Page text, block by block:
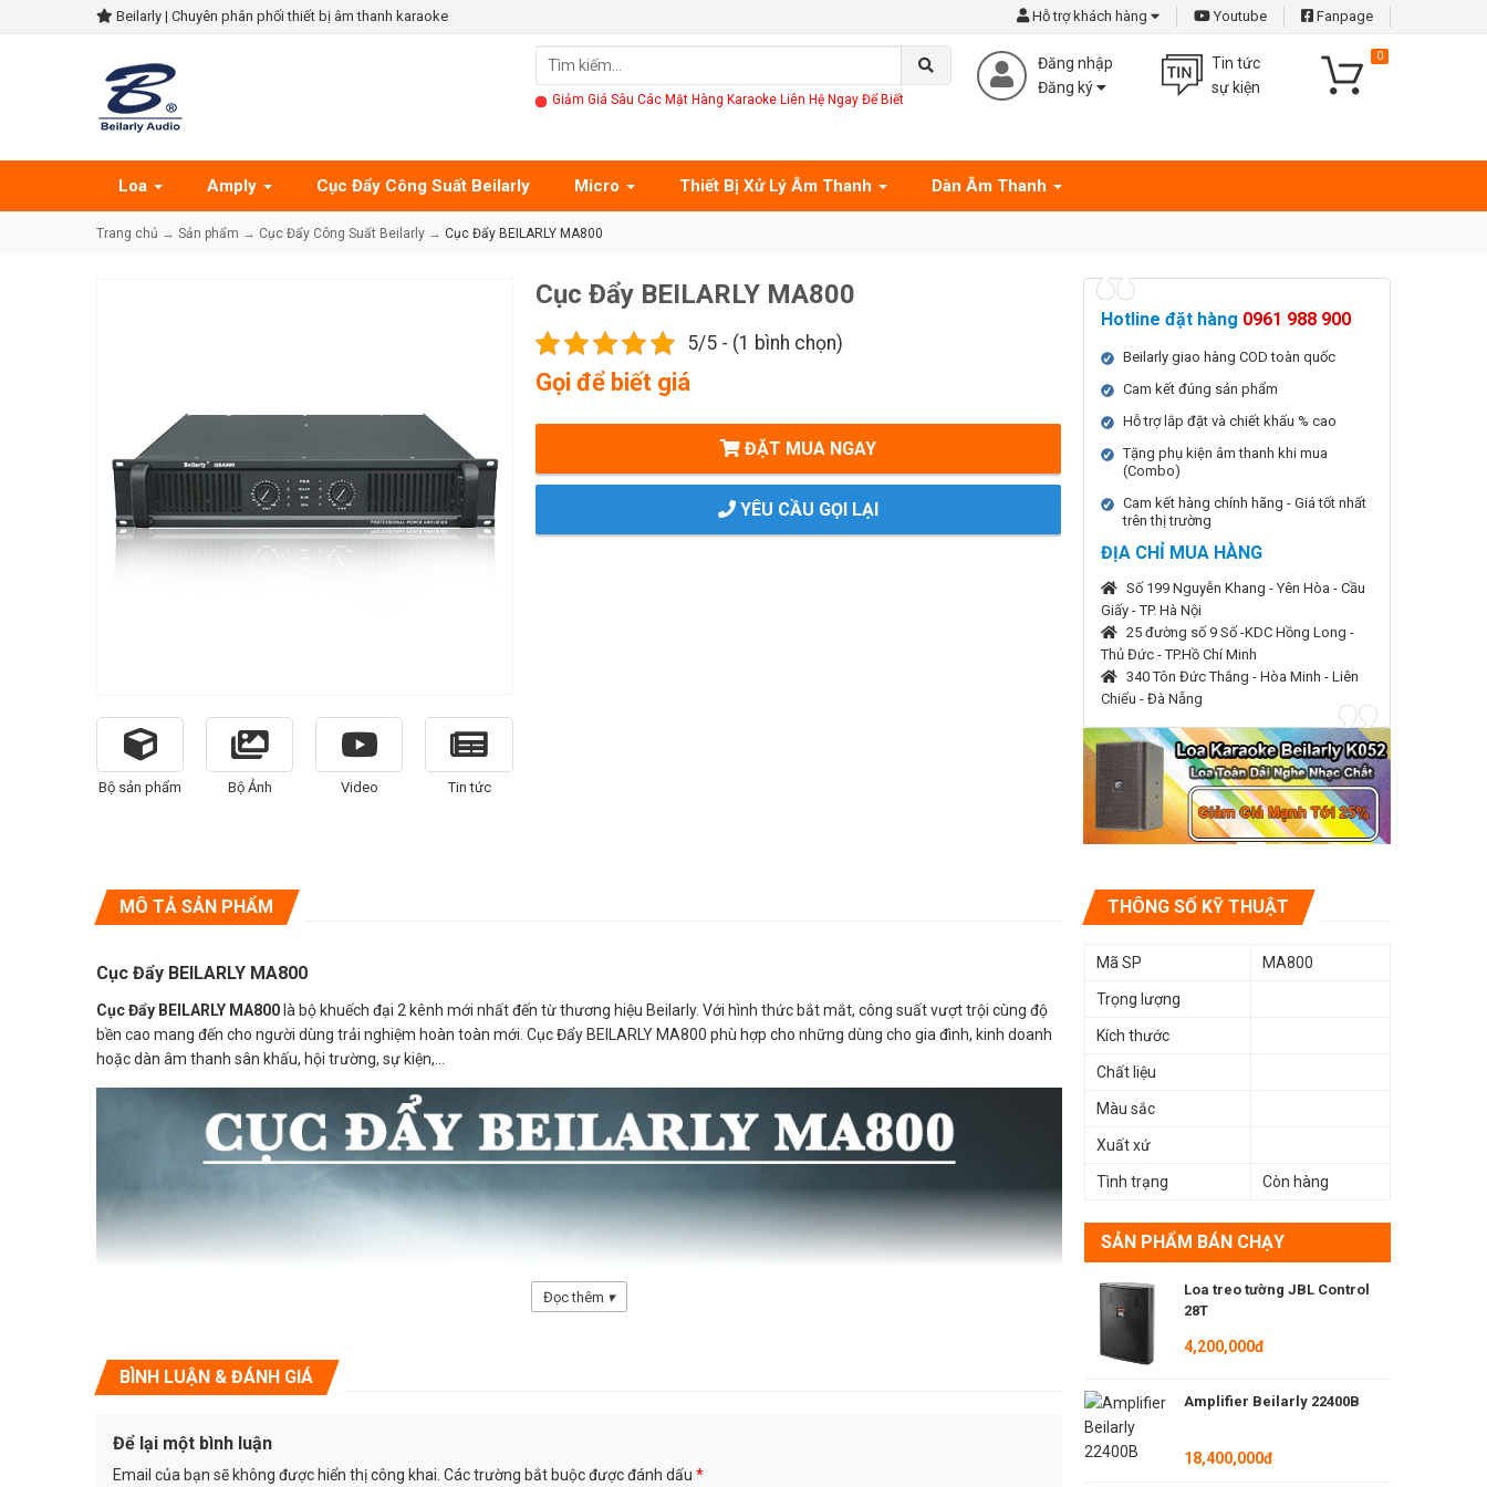
Beilarly | Chuyên phân phối thiết bị âm thanh karaoke Hỗ trợ khách hàng Youtube Fanpage
Giảm Giá Sâu Các Mặt Hàng Karaoke Liên Hệ Ngay Để Biết
0
Tin tức
sự kiện
Đăng nhập
Đăng ký
Loa Amply Cục Đẩy Công Suất Beilarly Micro Thiết Bị Xử Lý Âm Thanh Dàn Âm Thanh
Trang chủ → Sản phẩm → Cục Đẩy Công Suất Beilarly → Cục Đẩy BEILARLY MA800
Bộ sản phẩm Bộ Ảnh Video Tin tức
Cục Đẩy BEILARLY MA800
5/5 - (1 bình chọn)
Gọi để biết giá
ĐẶT MUA NGAY
YÊU CẦU GỌI LẠI
Hotline đặt hàng 0961 988 900
Beilarly giao hàng COD toàn quốc
Cam kết đúng sản phẩm
Hỗ trợ lắp đặt và chiết khấu % cao
Tặng phụ kiện âm thanh khi mua
(Combo)
Cam kết hàng chính hãng - Giá tốt nhất
trên thị trường
ĐỊA CHỈ MUA HÀNG
Số 199 Nguyễn Khang - Yên Hòa - Cầu
Giấy - TP. Hà Nội
25 đường số 9 Số -KDC Hồng Long -
Thủ Đức - TP.Hồ Chí Minh
340 Tôn Đức Thắng - Hòa Minh - Liên
Chiểu - Đà Nẵng
MÔ TẢ SẢN PHẨM
Cục Đẩy BEILARLY MA800
Cục Đẩy BEILARLY MA800 là bộ khuếch đại 2 kênh mới nhất đến từ thương hiệu Beilarly. Với hình thức bắt mắt, công suất vượt trội cùng độ
bền cao mang đến cho người dùng trải nghiệm hoàn toàn mới. Cục Đẩy BEILARLY MA800 phù hợp cho những dùng cho gia đình, kinh doanh
hoặc dàn âm thanh sân khấu, hội trường, sự kiện,…
Đọc thêm ▾
BÌNH LUẬN & ĐÁNH GIÁ
Để lại một bình luận
Email của bạn sẽ không được hiển thị công khai. Các trường bắt buộc được đánh dấu *
THÔNG SỐ KỸ THUẬT
Mã SP MA800
Trọng lượng
Kích thước
Chất liệu
Màu sắc
Xuất xứ
Tình trạng Còn hàng
SẢN PHẨM BÁN CHẠY
Loa treo tường JBL Control
28T
4,200,000đ
Amplifier Beilarly 22400B
18,400,000đ